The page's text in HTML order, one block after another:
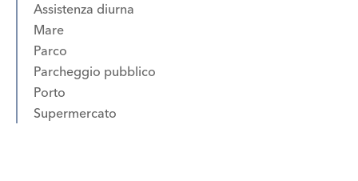
Assistenza diurna
Mare
Parco
Parcheggio pubblico
Porto
Supermercato